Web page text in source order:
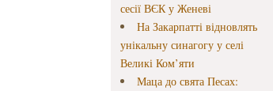
сесії ВЄК у Женеві
На Закарпатті відновлять
унікальну синагогу у селі
Великі Ком’яти
Маца до свята Песах: